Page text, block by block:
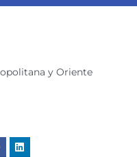
y Oriente
Linkedin